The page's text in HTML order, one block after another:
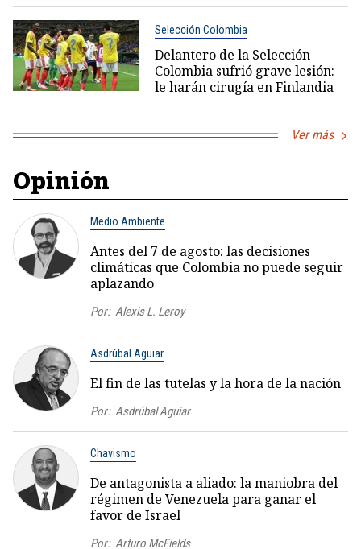
Selección Colombia
Delantero de la Selección
Colombia sufrió grave lesión:
le harán cirugía en Finlandia
Ver más
Opinión
Medio Ambiente
Antes del 7 de agosto: las decisiones
climáticas que Colombia no puede seguir
aplazando
Por: Alexis L. Leroy
Asdrúbal Aguiar
El fin de las tutelas y la hora de la nación
Por: Asdrúbal Aguiar
Chavismo
De antagonista a aliado: la maniobra del
régimen de Venezuela para ganar el
favor de Israel
Por: Arturo McFields